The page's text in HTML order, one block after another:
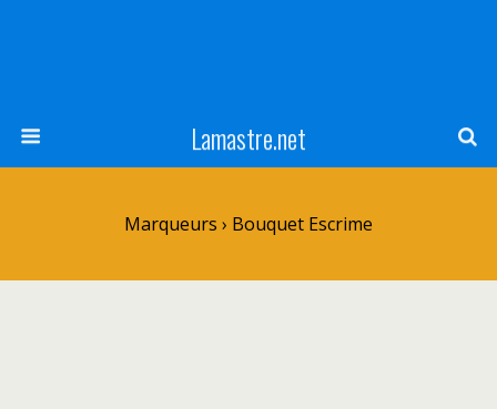
Lamastre.net
Marqueurs › Bouquet Escrime